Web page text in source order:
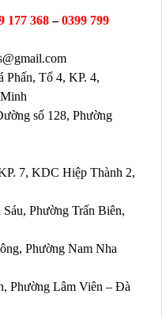
177 368– 0399 799
Phấn, Tổ 4, KP. 4,
số 128, Phường
7, KDC Hiệp Thành 2,
Phường Trấn Biên,
Phường Nam Nha
Phường Lâm Viên – Đà